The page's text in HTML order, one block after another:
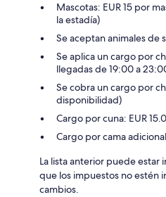
Mascotas: EUR 15 por
la estadía)
Se aceptan animales de
Se aplica un cargo por
llegadas de 19:00 a
Se cobra un cargo por
disponibilidad)
Cargo por cuna: EUR
Cargo por cama
La lista anterior puede estar
que los impuestos no estén
cambios.